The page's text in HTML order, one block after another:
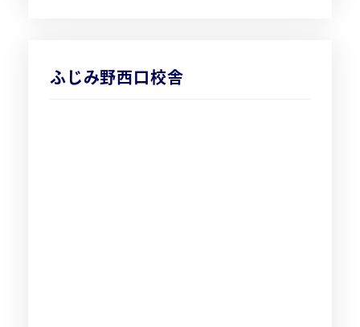
ふじみ野西口校舎